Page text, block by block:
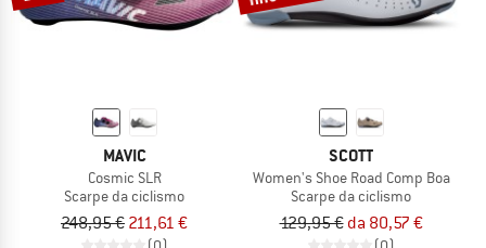
MAVIC
Cosmic SLR
Scarpe da ciclismo
248,95 € 211,61 €
SCOTT
Women's Shoe Road Comp Boa
Scarpe da ciclismo
129,95 € da 80,57 €